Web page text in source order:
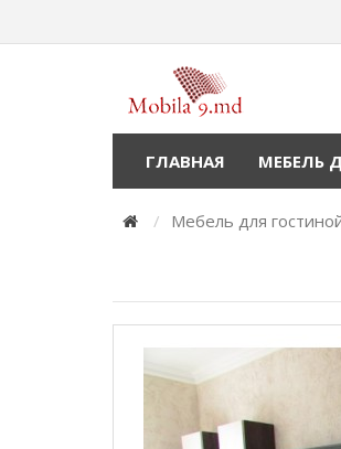
ГЛАВНАЯ МЕБЕЛЬ
Мебель для